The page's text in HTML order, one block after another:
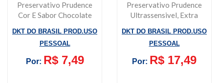
Preservativo Prudence
Cor E Sabor Chocolate
DKT DO BRASIL PROD.USO
PESSOAL
Por: R$ 7,49
Preservativo Prudence
Ultrassensivel, Extra
DKT DO BRASIL PROD.USO
PESSOAL
Por: R$ 17,49